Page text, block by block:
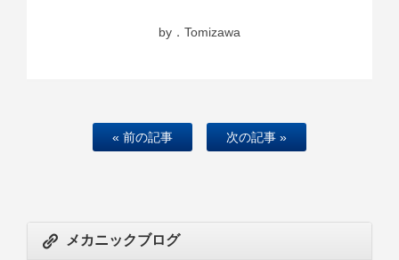
by．Tomizawa
« 前の記事 次の記事 »
メカニックブログ